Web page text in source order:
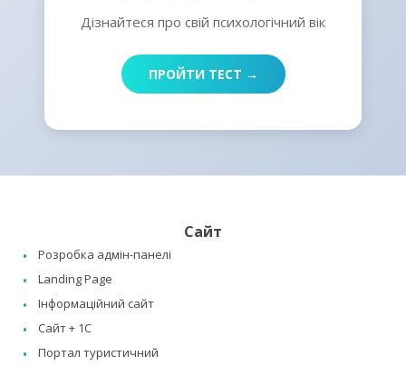
Дізнайтеся про свій психологічний вік
ПРОЙТИ ТЕСТ →
Сайт
Розробка адмін-панелі
Landing Page
Інформаційний сайт
Сайт + 1C
Портал туристичний